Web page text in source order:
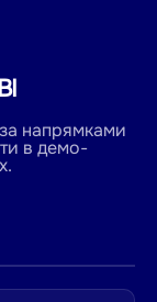
напрямками
в демо-